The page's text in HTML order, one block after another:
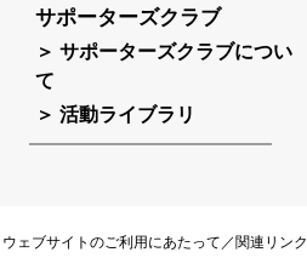
サポーターズクラブ
＞ サポーターズクラブについ
て
＞ 活動ライブラリ
ウェブサイトのご利用にあたって ／関連リンク